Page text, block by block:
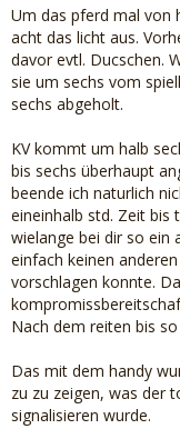
Um das pferd mal von
acht das licht aus.
davor evtl. Ducschen.
sie um sechs vom
sechs abgeholt.
KV kommt um halb
bis sechs überhaupt
beende ich naturlich
eineinhalb std. Zeit bis
wielange bei dir so ein
einfach keinen
vorschlagen konnte.
Nach dem reiten bis
Das mit dem handy
zu zu zeigen, was der
signalisieren wurde.